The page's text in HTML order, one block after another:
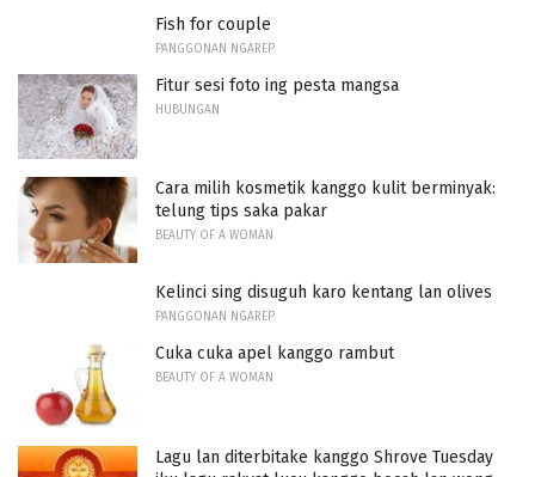
Fish for couple
PANGGONAN NGAREP
Fitur sesi foto ing pesta mangsa
HUBUNGAN
Cara milih kosmetik kanggo kulit berminyak:
telung tips saka pakar
BEAUTY OF A WOMAN
Kelinci sing disuguh karo kentang lan olives
PANGGONAN NGAREP
Cuka cuka apel kanggo rambut
BEAUTY OF A WOMAN
Lagu lan diterbitake kanggo Shrove Tuesday